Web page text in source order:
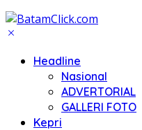
Headline
Nasional
ADVERTORIAL
GALLERI FOTO
Kepri